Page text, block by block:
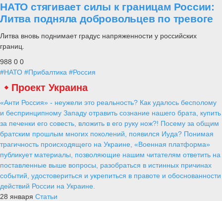
НАТО стягивает силы к границам России:
Литва подняла добровольцев по тревоге
Литва вновь поднимает градус напряженности у российских
границ.
988 0 0
#НАТО #Прибалтика #Россия
Проект Украина
«Анти Россия» - неужели это реальность? Как удалось бесполому
и беспринципному Западу отравить сознание нашего брата, купить
за печенки его совесть, вложить в его руку нож?! Посему за общим
братским прошлым многих поколений, появился Иуда? Понимая
трагичность происходящего на Украине, «Военная платформа»
публикует материалы, позволяющие нашим читателям ответить на
поставленные выше вопросы, разобраться в истинных причинах
событий, удостовериться и укрепиться в правоте и обоснованности
действий России на Украине.
28 января Статьи